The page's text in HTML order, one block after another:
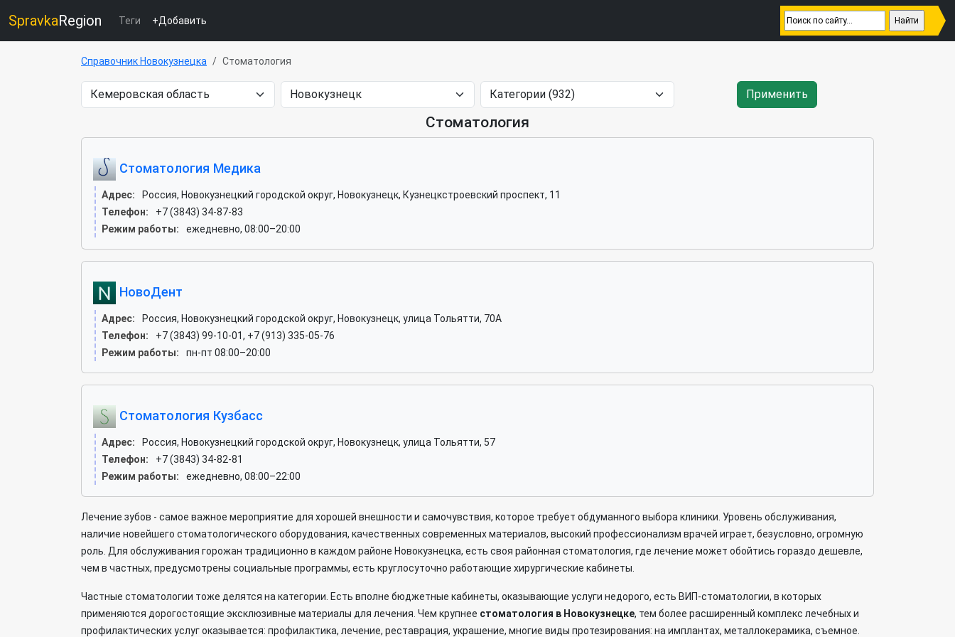
SpravkaRegion Теги +Добавить
Справочник Новокузнецка Стоматология
Применить
Стоматология
Стоматология Медика
Адрес:
Россия, Новокузнецкий городской округ, Новокузнецк, Кузнецкстроевский проспект, 11
Телефон:
+7 (3843) 34-87-83
Режим работы:
ежедневно, 08:00–20:00
НовоДент
Адрес:
Россия, Новокузнецкий городской округ, Новокузнецк, улица Тольятти, 70А
Телефон:
+7 (3843) 99-10-01, +7 (913) 335-05-76
Режим работы:
пн-пт 08:00–20:00
Стоматология Кузбасс
Адрес:
Россия, Новокузнецкий городской округ, Новокузнецк, улица Тольятти, 57
Телефон:
+7 (3843) 34-82-81
Режим работы:
ежедневно, 08:00–22:00
Лечение зубов - самое важное мероприятие для хорошей внешности и самочувствия, которое требует обдуманного выбора клиники. Уровень обслуживания,
наличие новейшего стоматологического оборудования, качественных современных материалов, высокий профессионализм врачей играет, безусловно, огромную
роль. Для обслуживания горожан традиционно в каждом районе Новокузнецка, есть своя районная стоматология, где лечение может обойтись гораздо дешевле,
чем в частных, предусмотрены социальные программы, есть круглосуточно работающие хирургические кабинеты.
Частные стоматологии тоже делятся на категории. Есть вполне бюджетные кабинеты, оказывающие услуги недорого, есть ВИП-стоматологии, в которых
применяются дорогостоящие эксклюзивные материалы для лечения. Чем крупнее стоматология в Новокузнецке, тем более расширенный комплекс лечебных и
профилактических услуг оказывается: профилактика, лечение, реставрация, украшение, многие виды протезирования: на имплантах, металлокерамика, съемное.